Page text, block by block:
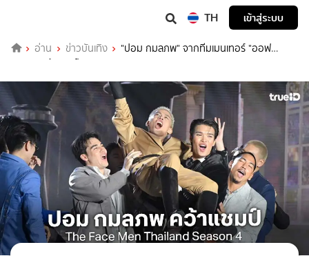
TH เข้าสู่ระบบ
อ่าน ข่าวบันเทิง
"ปอม กมลภพ" จากทีมเมนเทอร์ "ออฟ
จุมพล" คว้าแชมป์รายการ The Face Men Thailand Season 4